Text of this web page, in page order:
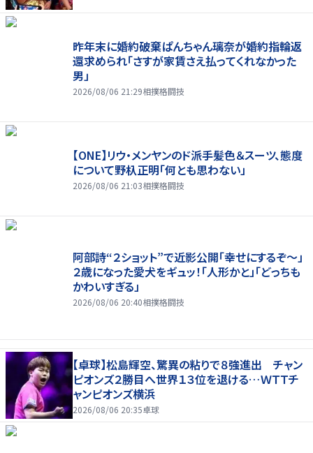
昨年末に婚約破棄ぱんちゃん璃奈が婚約指輪返
還求められ「さすが家賃さえ払ってくれなかった
男」
2026/08/06 21:29相撲格闘技
【ONE】リウ・メンヤンのド派手髪色＆スーツ、態度
について野杁正明「何とも思わない」
2026/08/06 21:03相撲格闘技
阿部詩“２ショット”で近影公開「幸せにするぞ〜」
２歳になった愛犬をギュッ！「人形かと」「どっちも
かわいすぎる」
2026/08/06 20:40相撲格闘技
【卓球】松島輝空、驚異の粘りで８強進出 チャン
ピオンズ２勝目へ世界１３位を退ける…ＷＴＴチ
ャンピオンズ横浜
2026/08/06 20:35卓球